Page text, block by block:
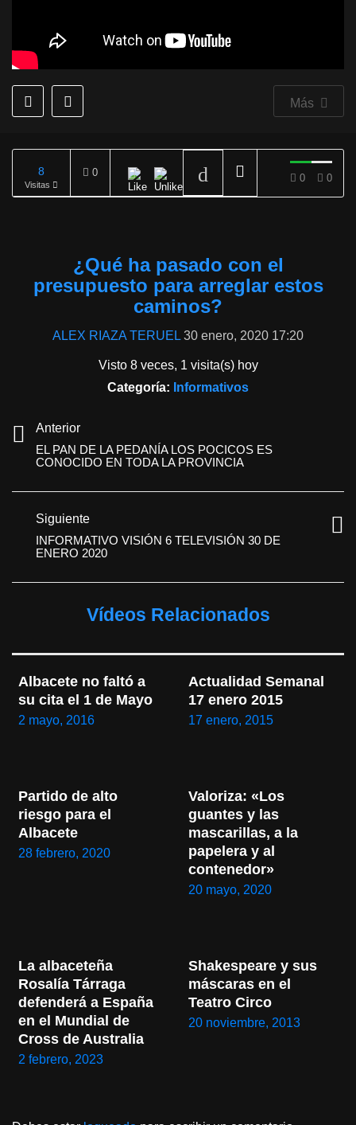
Más
8
Visitas
0 0 0
¿Qué ha pasado con el
presupuesto para arreglar estos
caminos?
ALEX RIAZA TERUEL 30 enero, 2020 17:20
Visto 8 veces, 1 visita(s) hoy
Categoría: Informativos
Anterior
EL PAN DE LA PEDANÍA LOS POCICOS ES
CONOCIDO EN TODA LA PROVINCIA
Siguiente
INFORMATIVO VISIÓN 6 TELEVISIÓN 30 DE
ENERO 2020
Vídeos Relacionados
Albacete no faltó a
su cita el 1 de Mayo
2 mayo, 2016
Actualidad Semanal
17 enero 2015
17 enero, 2015
Partido de alto
riesgo para el
Albacete
28 febrero, 2020
Valoriza: «Los
guantes y las
mascarillas, a la
papelera y al
contenedor»
20 mayo, 2020
La albaceteña
Rosalía Tárraga
defenderá a España
en el Mundial de
Cross de Australia
2 febrero, 2023
Shakespeare y sus
máscaras en el
Teatro Circo
20 noviembre, 2013